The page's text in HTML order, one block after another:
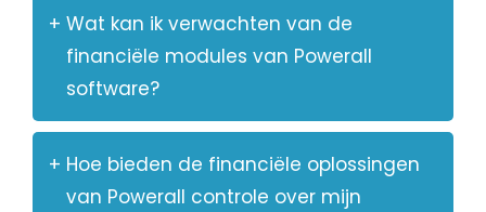
Wat kan ik verwachten van de
financiële modules van Powerall
software?
kun je moeiteloos jouw boekhouding
Hoe bieden de financiële oplossingen
van Powerall controle over mijn